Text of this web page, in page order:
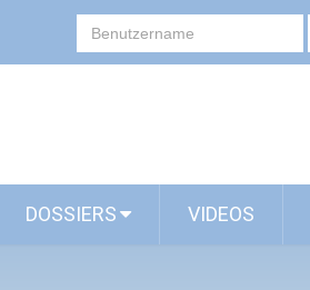
DOSSIERS VIDEOS